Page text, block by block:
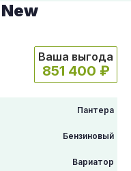
Ваша выгода
851 400 ₽
Пантера
Бензиновый
Вариатор